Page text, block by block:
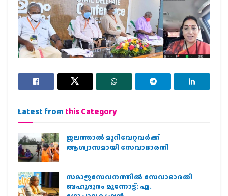
Latest from this Category
ജലത്താല്‍ മുറിവേറ്റവര്‍ക്ക്
ആശ്വാസമായി സേവാഭാരതി
സമാജസേവനത്തില്‍ സേവാഭാരതി
ബഹുദൂരം മുന്നോട്ട്: എ.